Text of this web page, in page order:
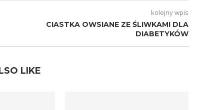
kolejny wpis
CIASTKA OWSIANE ZE ŚLIWKAMI DLA
DIABETYKÓW
LIKE